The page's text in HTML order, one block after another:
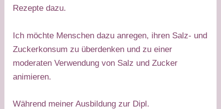
Rezepte dazu.​
Ich möchte Menschen dazu anregen, ihren Salz- und
Zuckerkonsum zu überdenken und zu einer
moderaten Verwendung von Salz und Zucker
animieren.​
Während meiner Ausbildung zur Dipl.